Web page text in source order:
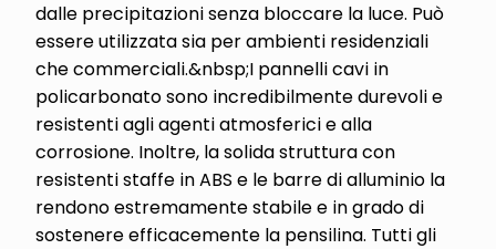
dalle precipitazioni senza bloccare la luce. Può
essere utilizzata sia per ambienti residenziali
che commerciali.&nbsp;I pannelli cavi in
policarbonato sono incredibilmente durevoli e
resistenti agli agenti atmosferici e alla
corrosione. Inoltre, la solida struttura con
resistenti staffe in ABS e le barre di alluminio la
rendono estremamente stabile e in grado di
sostenere efficacemente la pensilina. Tutti gli